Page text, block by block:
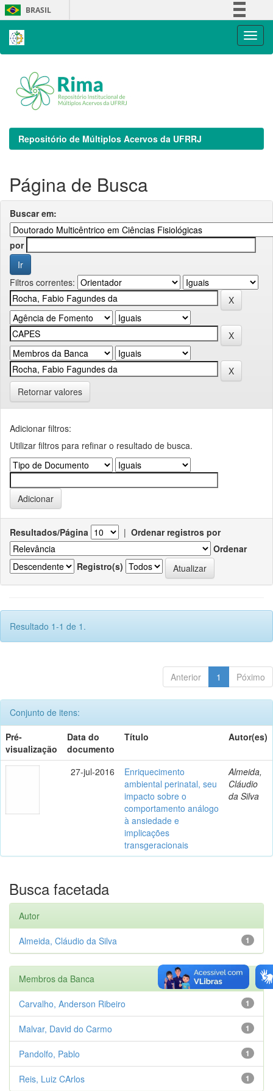
Skip
navigation
BRASIL
Repositório de Múltiplos Acervos da UFRRJ
Página de Busca
Buscar em:
por
Filtros correntes:
Retornar valores
Adicionar filtros:
Utilizar filtros para refinar o resultado de busca.
Resultados/Página | Ordenar registros por
Ordenar
Registro(s)
Resultado 1-1 de 1.
Anterior 1 Póximo
Conjunto de itens:
Pré-
visualização
Data do
documento
Título Autor(es)
27-jul-2016
Enriquecimento
ambiental perinatal, seu
impacto sobre o
comportamento análogo
à ansiedade e
implicações
transgeracionais
Almeida,
Cláudio
da Silva
Busca facetada
Autor
1
Almeida, Cláudio da Silva
Membros da Banca
1
Carvalho, Anderson Ribeiro
1
Malvar, David do Carmo
1
Pandolfo, Pablo
1
Reis, Luiz CArlos